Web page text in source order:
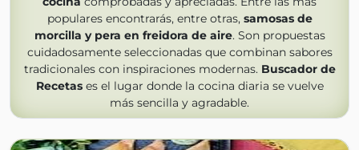
populares encontrarás, entre otras, samosas de
morcilla y pera en freidora de aire. Son propuestas
cuidadosamente seleccionadas que combinan sabores
tradicionales con inspiraciones modernas. Buscador de
Recetases el lugar donde la cocina diaria se vuelve
más sencilla y agradable.